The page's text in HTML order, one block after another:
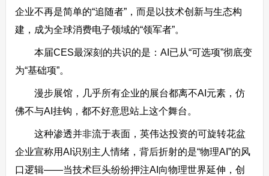
企业不再是简单的“追随者”，而是以技术创新与生态构
建，成为全球消费电子领域的“领军者”。
本届CES最深刻的共识的是：AI已从“可选项”彻底变
为“基础项”。
漫步展馆，几乎所有企业的展台都离不AI元素，仿
佛不与AI挂钩，都不好意思站上这个舞台。
这种渗透并非流于表面，英伟达投资的可旋转花盆
企业宣称用AI识别主人情绪，背后折射的是“物理AI”的风
口逻辑——当技术巨头纷纷押注AI向物理世界延伸，创